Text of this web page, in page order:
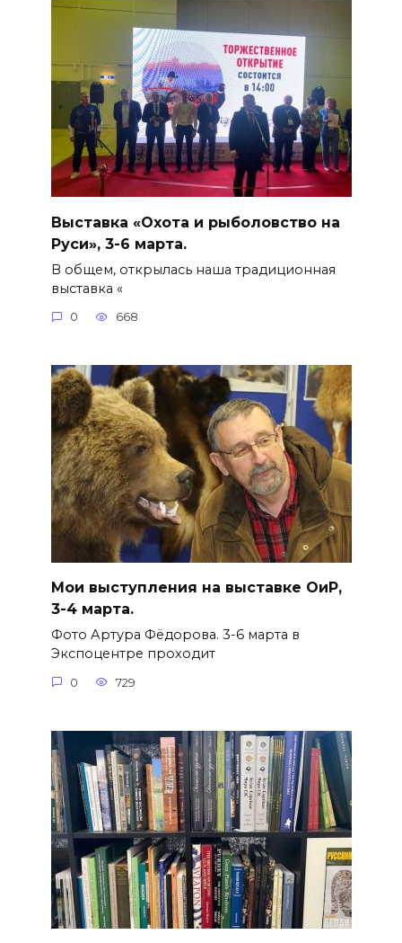
Выставка «Охота и рыболовство на
Руси», 3-6 марта.
В общем, открылась наша традиционная
выставка «
0 668
Мои выступления на выставке ОиР,
3-4 марта.
Фото Артура Фёдорова. 3-6 марта в
Экспоцентре проходит
0 729